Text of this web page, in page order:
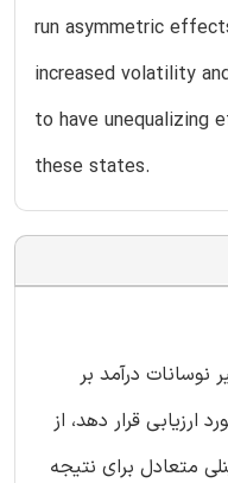
run asymmetric
increased volatility
to have unequalizing
these states.
نوسانات درآمد بر
ارزیابی قرار دهد، از
متعادل برای نتیجه